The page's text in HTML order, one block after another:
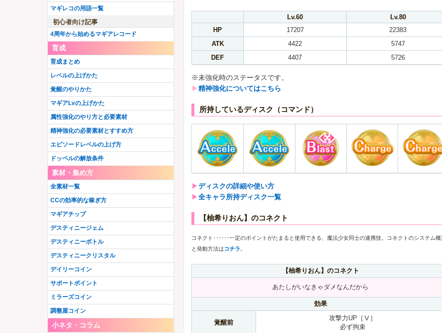
Lv.60
Lv.80
HP
17207
22383
ATK
4422
5747
DEF
4407 5726
※未強化時のステータスです。
▶︎精神強化についてはこちら
所持しているディスク（コマンド）
▶︎ディスクの詳細や使い方
▶︎全キャラ所持ディスク一覧
【柚希りおん】のコネクト
コネクト‥‥‥一定のポイントがたまると使用できる、魔法少女同士の連携技。コネクトのシステム概
と発動方法はコチラ
【柚希りおん】のコネクト
あたしがいなきゃダメなんだから
効果
覚醒前
攻撃力UP［Ⅴ］
必ず拘束
マギレコの用語一覧
初心者向け記事
4周年から始めるマギアレコード
育成
育成まとめ
レベルの上げかた
覚醒のやりかた
マギアLvの上げかた
属性強化のやり方と必要素材
精神強化の必要素材とすすめ方
エピソードレベルの上げ方
ドッペルの解放条件
素材・集め方
全素材一覧
CCの効率的な稼ぎ方
マギアチップ
デスティニージェム
デスティニーボトル
デスティニークリスタル
デイリーコイン
サポートポイント
ミラーズコイン
調整屋コイン
小ネタ・コラム